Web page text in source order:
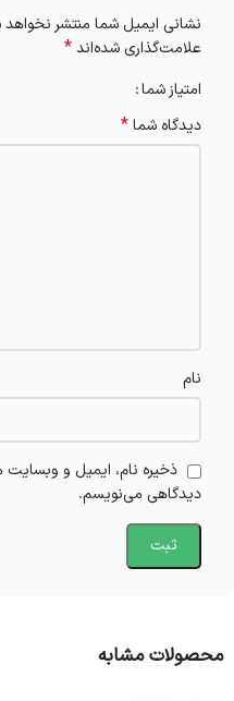
نشانی ایمیل شما منتشر
علامت‌گذاری شده‌اند*
امتیاز شما
دیدگاه شما*
نام
ذخیره نام، ایمیل و وبسایت
دیدگاهی می‌نویسم.
محصولات مشابه